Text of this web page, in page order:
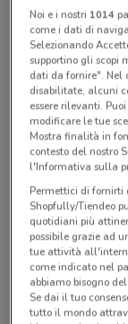
Tutte le
Ci dispiace,
Noi e i nostri 1014
come i dati di
Selezionando
supportino gli scopi
dati da fornire". Nel
disabilitate, alcuni
essere rilevanti.
modificare le tue
Mostra finalità in
contesto del nostro
l'Informativa sulla
Permettici di fornirti
Shopfully/Tiendeo
quotidiani più
possibile grazie ad
tue attività
come indicato nel
abbiamo bisogno
Se dai il tuo
tutto il mondo